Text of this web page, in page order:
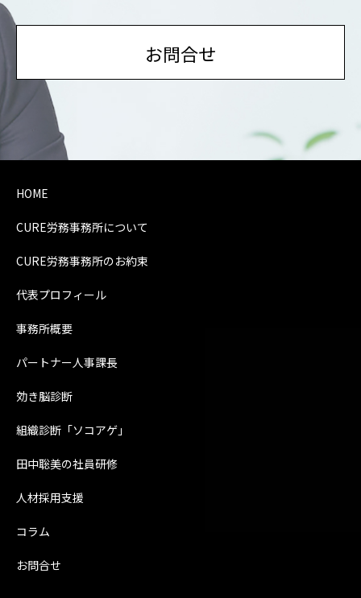
お問合せ
HOME
CURE労務事務所について
CURE労務事務所のお約束
代表プロフィール
事務所概要
パートナー人事課長
効き脳診断
組織診断「ソコアゲ」
田中聡美の社員研修
人材採用支援
コラム
お問合せ